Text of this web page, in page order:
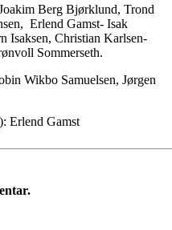
Berg Bjørklund, Trond
Erlend Gamst- Isak
Isaksen, Christian Karlsen-
Sommerseth.
Wikbo Samuelsen, Jørgen
Erlend Gamst